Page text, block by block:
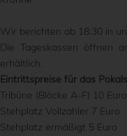
Wir berichten ab 18:30 in
Die Tageskassen öffnen
erhältlich.
Eintrittspreise für das
Tribüne (Blöcke A-F) 10 Euro
Stehplatz Vollzahler 7 Euro
Stehplatz ermäßigt 5 Euro